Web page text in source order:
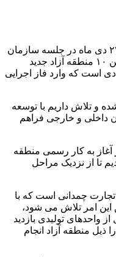
علی اصغر طهماسبی، امروز پنجشنبه ۲۷ دی ماه در جلسه سازمان
منطقه آزاد اینچه برون اظهار کرد: در بین ۱۰ منطقه آزاد جدید
است که وارد فاز اجرایی
هکتار آغاز شده و تلاش داریم با توسعه
داخلی و خارجی فراهم
کرد: پس از ۲۰ روز از آغاز به کار رسمی منطقه
تا از نزدیک مراحل
تجارت چمدانی است که با
امر تلاش می شود،
واحدهای تولیدی بازدید
ذیل منطقه آزاد انجام‌